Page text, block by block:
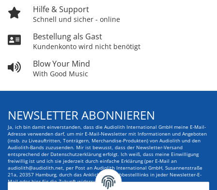
Hilfe & Support
Schnell und sicher - online
Bestellung als Gast
Kundenkonto wird nicht benötigt
Blow Your Mind
With Good Music
NEWSLETTER ABONNIEREN
Ja, ich bin damit einverstanden, dass die Audiolith International GmbH meine E-Mail-
Adresse verwenden darf, um mir E-Mail-Newsletter mit Informationen und Angeboten
(insb. zu Liveauftritten, Tonträgern, Merchandise-Produkten) von Audiolith und den
Audiolith-Bands zuzusenden. Mir ist bewusst, dass der Newsletter-Versand
entsprechend der Datenschutzerklärung erfolgt. Ich weiß, dass meine Einwilligung
freiwillig ist und ich sie jederzeit durch einfache Erklärung (per E-Mail an
audiolith@audiolith.net, per Post an Audiolith International GmbH, Susannenstraße
21a, 20357 Hamburg, durch das Anklicken des Abbestelllinks in jeder Newsletter-E-
Mail oder hier für die Zukunft widerrufen kann.